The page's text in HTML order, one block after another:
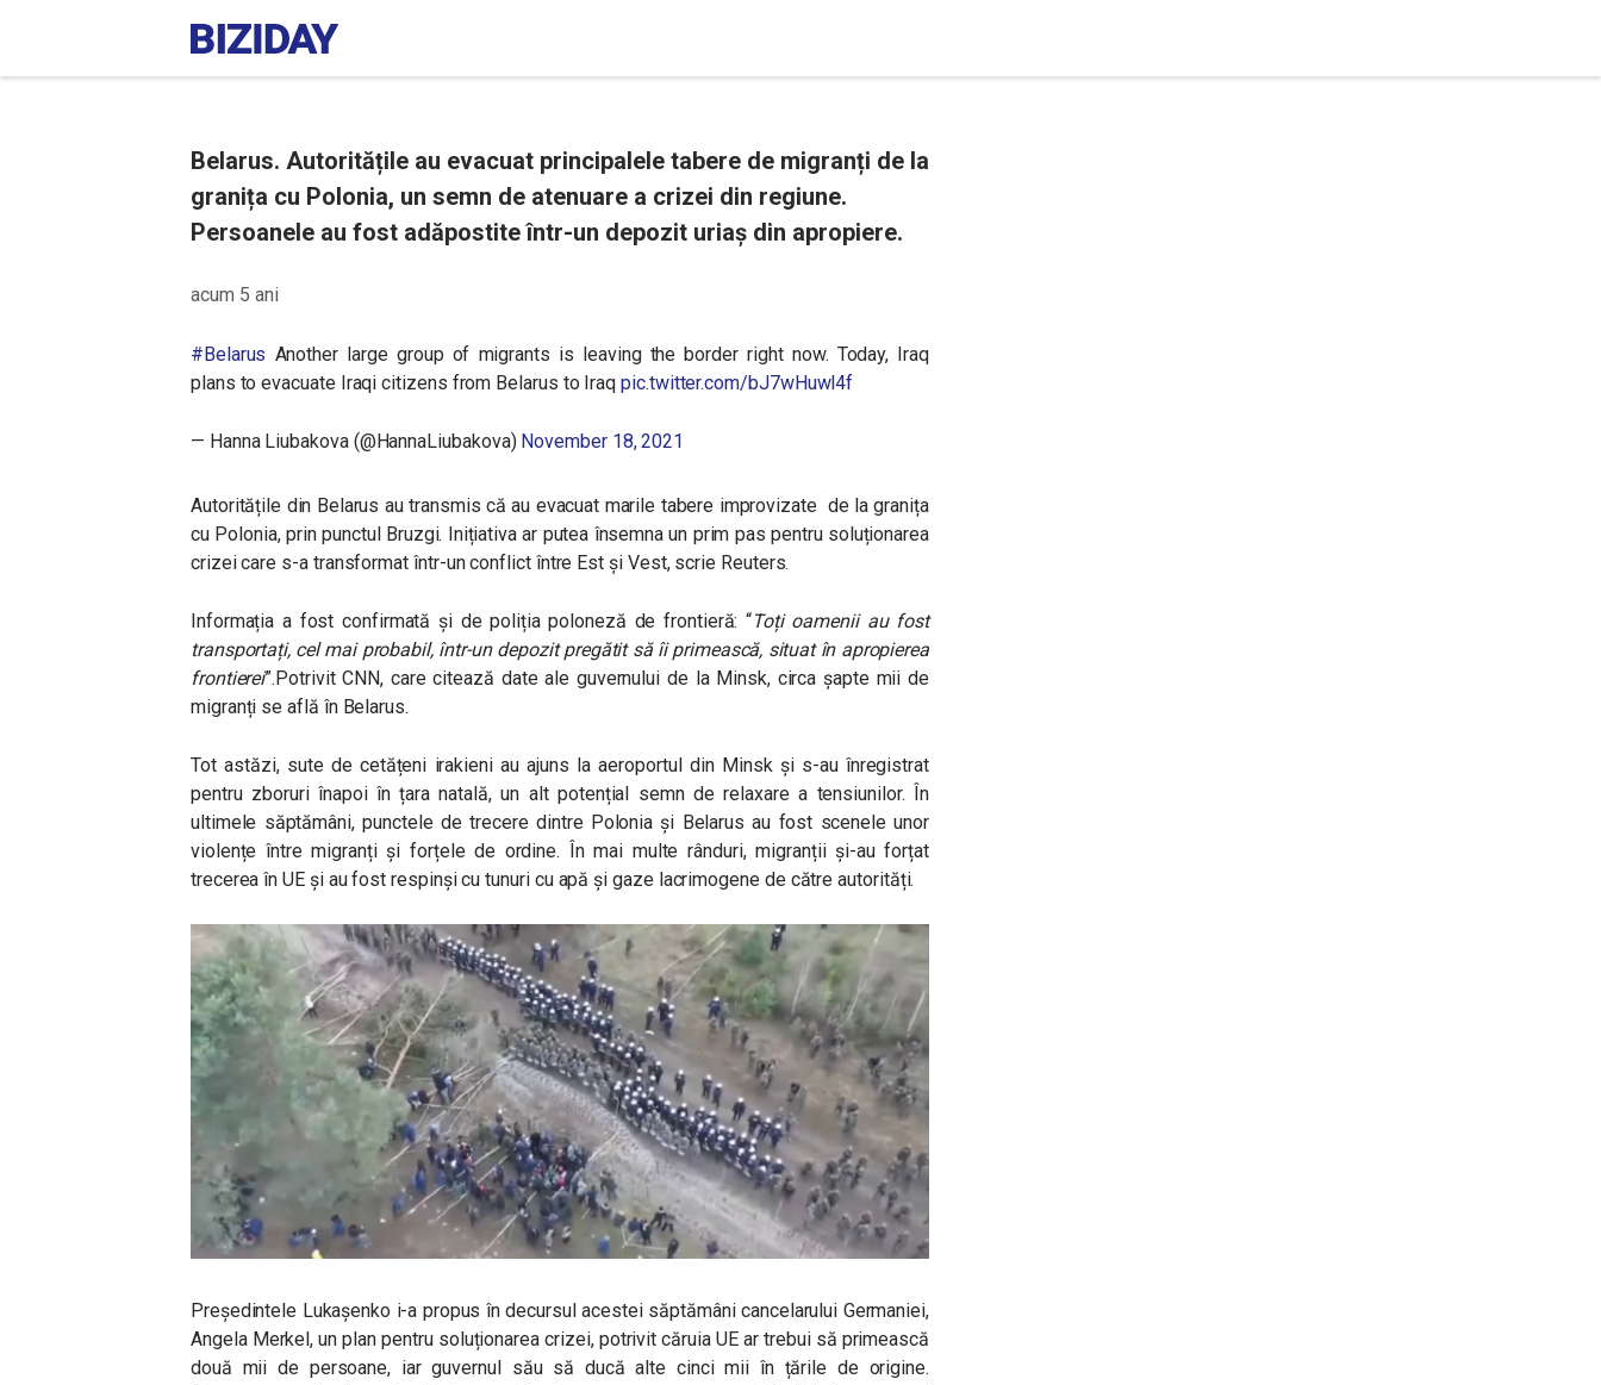
Belarus. Autoritățile au evacuat principalele tabere de migranți de la
granița cu Polonia, un semn de atenuare a crizei din regiune.
Persoanele au fost adăpostite într-un depozit uriaș din apropiere.
acum 5 ani
#Belarus Another large group of migrants is leaving the border right now. Today, Iraq
plans to evacuate Iraqi citizens from Belarus to Iraqpic.twitter.com/bJ7wHuwl4f
— Hanna Liubakova (@HannaLiubakova) November 18, 2021
Autoritățile din Belarus au transmis că au evacuat marile tabere improvizate de la granița
cu Polonia, prin punctul Bruzgi. Inițiativa ar putea însemna un prim pas pentru soluționarea
crizei care s-a transformat într-un conflict între Est și Vest, scrie Reuters.
Informația a fost confirmată și de poliția poloneză de frontieră: “Toți oamenii au fost
transportați, cel mai probabil, într-un depozit pregătit să îi primească, situat în apropierea
frontierei”.Potrivit CNN, care citează date ale guvernului de la Minsk, circa șapte mii de
migranți se află în Belarus.
Tot astăzi, sute de cetățeni irakieni au ajuns la aeroportul din Minsk și s-au înregistrat
pentru zboruri înapoi în țara natală, un alt potențial semn de relaxare a tensiunilor. În
ultimele săptămâni, punctele de trecere dintre Polonia și Belarus au fost scenele unor
violențe între migranți și forțele de ordine. În mai multe rânduri, migranții și-au forțat
trecerea în UE și au fost respinși cu tunuri cu apă și gaze lacrimogene de către autorități.
Președintele Lukașenko i-a propus în decursul acestei săptămâni cancelarului Germaniei,
Angela Merkel, un plan pentru soluționarea crizei, potrivit căruia UE ar trebui să primească
două mii de persoane, iar guvernul său să ducă alte cinci mii în țările de origine.